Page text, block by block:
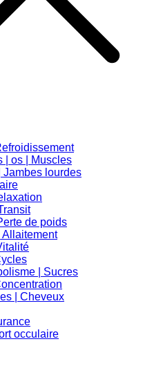
| os | Muscles
Jambes lourdes
de poids
Allaitement
| Sucres
| Cheveux
occulaire